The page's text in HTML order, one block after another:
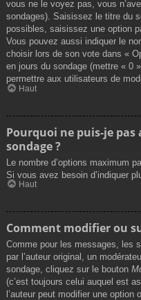
vous ne le voyez pas, vous
sondages). Saisissez le titre du
possibles, saisissez une option
Vous pouvez aussi indiquer le
choisir lors de son vote dans «
en jours du sondage (mettre « 0
permettre aux utilisateurs de
Haut
Pourquoi ne puis-je
sondage ?
Le nombre d’options maximum
Si vous avez besoin d’indiquer
Haut
Comment modifier ou
Comme pour les messages, les
par l’auteur original, un
sondage, cliquez sur le bouton
(c’est toujours celui auquel est
l’auteur peut modifier une